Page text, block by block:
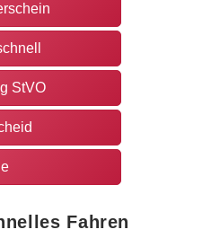
StVO
Fahren